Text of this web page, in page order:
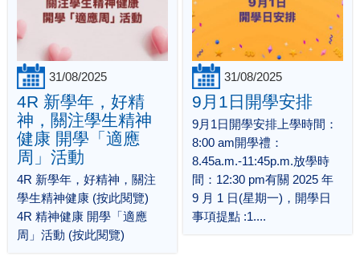
31/08/2025
4R 新學年，好精
神，關注學生精神
健康 開學「適應
周」活動
4R 新學年，好精神，關注
學生精神健康 (按此閱覽)
4R 精神健康 開學「適應
周」活動 (按此閱覽)
31/08/2025
9月1日開學安排
9月1日開學安排上學時間：
8:00 am開學禮：
8.45a.m.-11:45p.m.放學時
間：12:30 pm有關 2025 年
9 月 1 日(星期一)，開學日
事項提點 :1....